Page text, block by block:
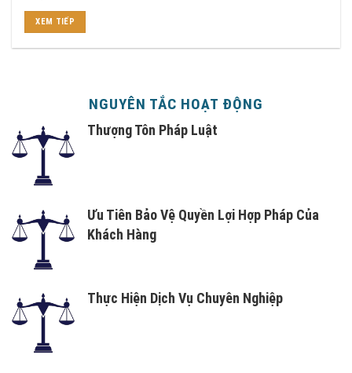
XEM TIẾP
NGUYÊN TẮC HOẠT ĐỘNG
Thượng Tôn Pháp Luật
Ưu Tiên Bảo Vệ Quyền Lợi Hợp Pháp Của
Khách Hàng
Thực Hiện Dịch Vụ Chuyên Nghiệp